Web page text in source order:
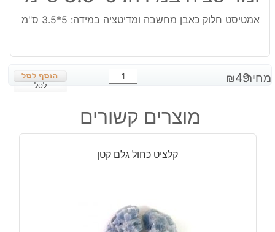
אמטיסט חלוק כאבן מחשבה ומדיטציה במידה: 5*3.5 ס"מ
מחיר: ₪49
כמות
של
חלוק
כאבן
ומדיטציה
ס"מ
לסל
מוצרים קשורים
קלציט כחול גלם קטן